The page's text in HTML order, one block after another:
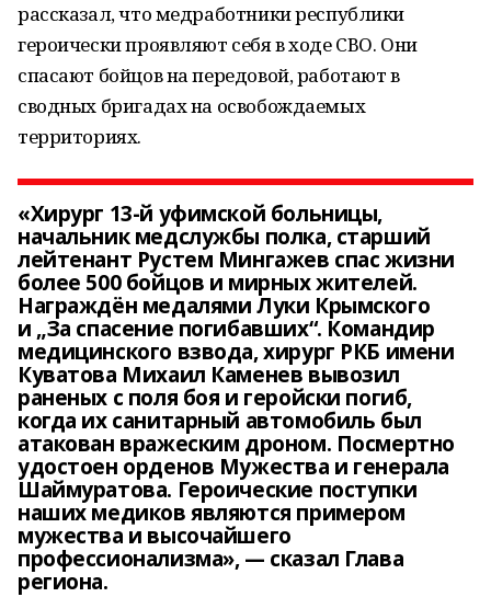
рассказал, что медработники республики
героически проявляют себя в ходе СВО. Они
спасают бойцов на передовой, работают в
сводных бригадах на освобождаемых
территориях.
«Хирург 13-й уфимской больницы,
начальник медслужбы полка, старший
лейтенант Рустем Мингажев спас жизни
более 500 бойцов и мирных жителей.
Награждён медалями Луки Крымского
и „За спасение погибавших“. Командир
медицинского взвода, хирург РКБ имени
Куватова Михаил Каменев вывозил
раненых с поля боя и геройски погиб,
когда их санитарный автомобиль был
атакован вражеским дроном. Посмертно
удостоен орденов Мужества и генерала
Шаймуратова. Героические поступки
наших медиков являются примером
мужества и высочайшего
профессионализма», — сказал Глава
региона.